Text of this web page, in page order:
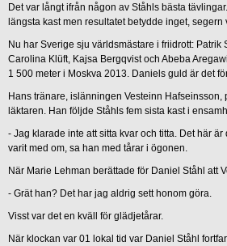
Det var långt ifrån någon av Ståhls bästa
längsta kast men resultatet betydde inget, segern
Nu har Sverige sju världsmästare i friidrott: Patrik
Carolina Klüft, Kajsa Bergqvist och Abeba
1 500 meter i Moskva 2013. Daniels guld är det
Hans tränare, islänningen Vesteinn Hafseinsson,
läktaren. Han följde Ståhls fem sista kast i
- Jag klarade inte att sitta kvar och titta. Det här
varit med om, sa han med tårar i ögonen.
När Marie Lehman berättade för Daniel Ståhl att
- Grät han? Det har jag aldrig sett honom göra.
Visst var det en kväll för glädjetårar.
När klockan var 01 lokal tid var Daniel Ståhl